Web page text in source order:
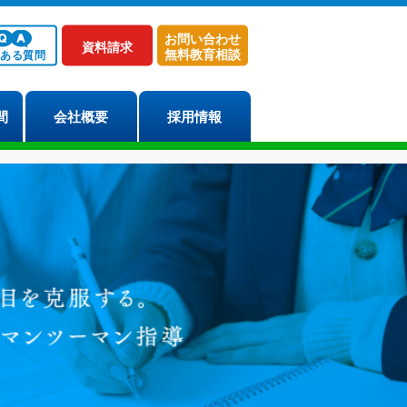
る質問
資料請求
お問い合わせ
無料教育相談
会社概要 採用情報